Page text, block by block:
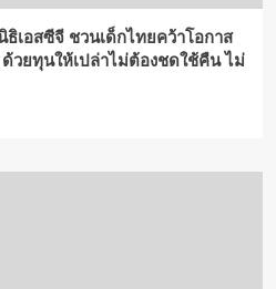
เอสซีจี ชวนเด็กไทยคว้าโอกาส
วยทุนให้เปล่าไม่ต้องชดใช้คืน ไม่